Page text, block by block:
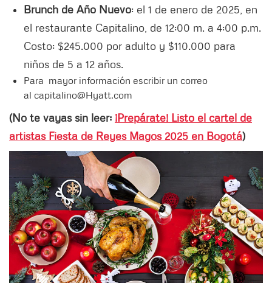
Brunch de Año Nuevo: el 1 de enero de 2025, en
el restaurante Capitalino, de 12:00 m. a 4:00 p.m.
Costo: $245.000 por adulto y $110.000 para
niños de 5 a 12 años.
Para mayor información escribir un correo
al capitalino@Hyatt.com
(No te vayas sin leer: ¡Prepárate! Listo el cartel de
artistas Fiesta de Reyes Magos 2025 en Bogotá)